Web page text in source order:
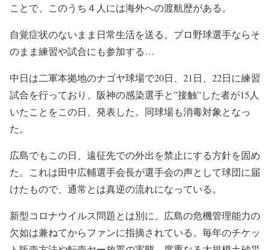
ことで、このうち４人には海外への渡航歴がある。
自覚症状のないまま日常生活を送る。プロ野球選手ならそ
のまま練習や試合にも参加する…
中日は二軍本拠地のナゴヤ球場で20日、21日、22日に練習
試合を行っており、阪神の感染選手と”接触”した者が15人
いたことをこの日、発表した。同球場も消毒対象となっ
た。
広島でもこの日、遠征先での外出を禁止にする方針を固め
た。これは田中広輔選手会長が選手会の声として球団に届
けたもので、通常とは真逆の流れになっている。
新型コロナウイルス問題とは別に、広島の危機管理能力の
欠如は兼ねてからファンに指摘されている。毎年のチケッ